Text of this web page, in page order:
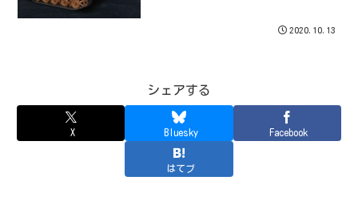
2020.10.13
シェアする
X Bluesky Facebook
はてブ